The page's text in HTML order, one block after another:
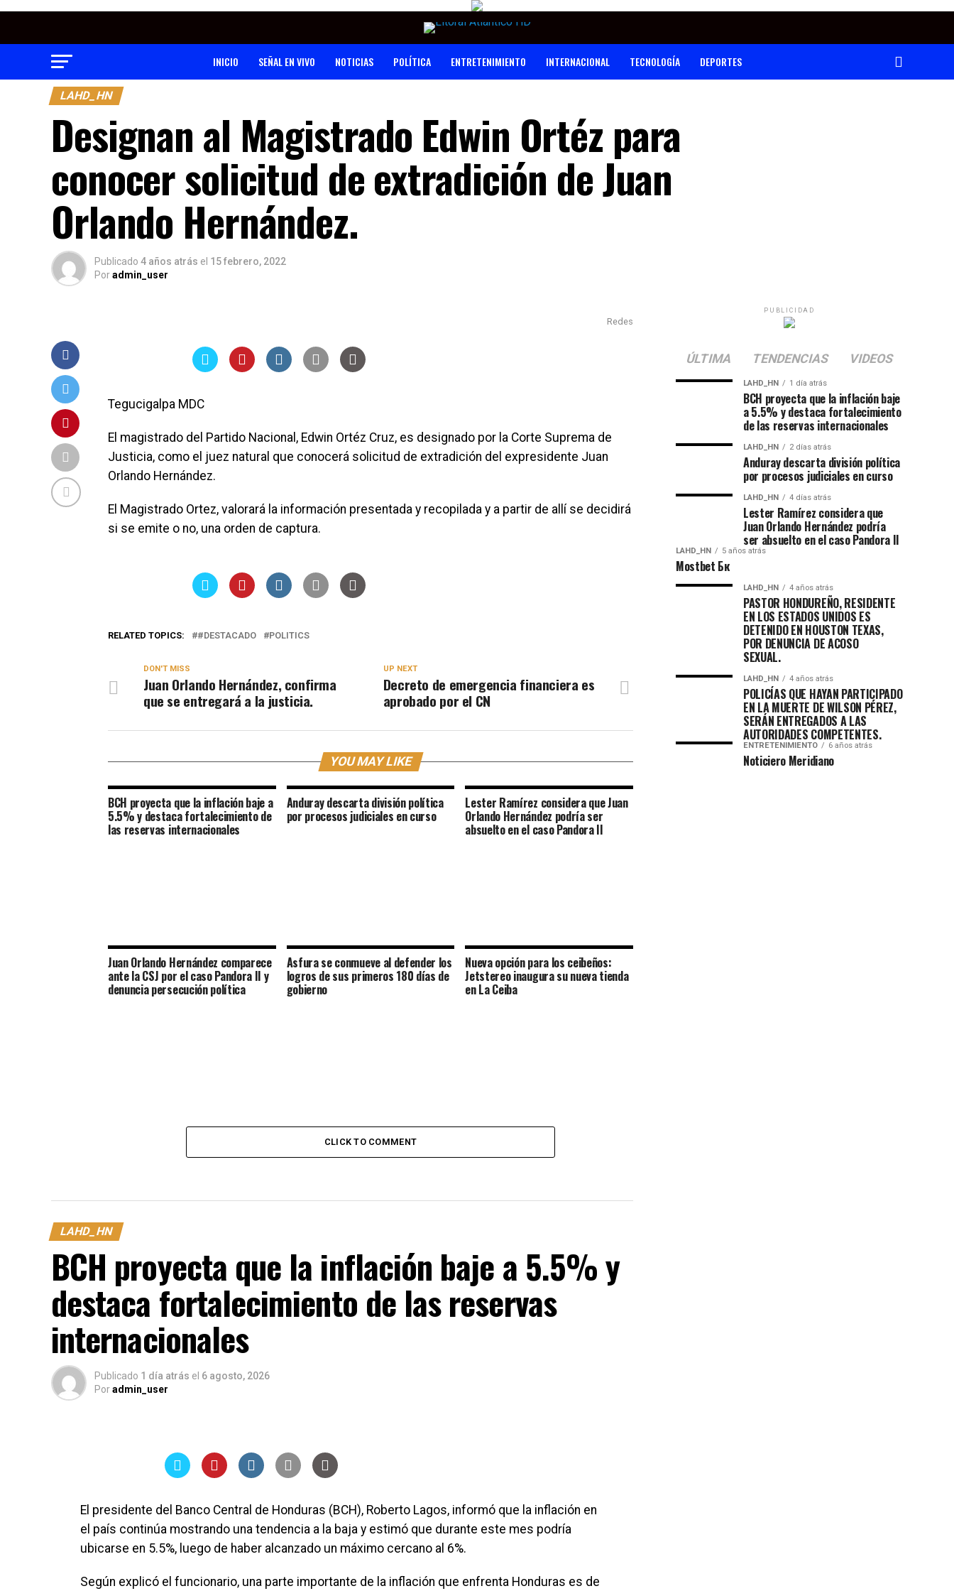
INICIO SEÑAL EN VIVO NOTICIAS POLÍTICA ENTRETENIMIENTO INTERNACIONAL TECNOLOGÍA DEPORTES
LAHD_HN
Designan al Magistrado Edwin Ortéz para
conocer solicitud de extradición de Juan
Orlando Hernández.
Publicado 4 años atrás el 15 febrero, 2022
Poradmin_user
Redes
Tegucigalpa MDC
El magistrado del Partido Nacional, Edwin Ortéz Cruz, es designado por la Corte Suprema de
Justicia, como el juez natural que conocerá solicitud de extradición del expresidente Juan
Orlando Hernández.
El Magistrado Ortez, valorará la información presentada y recopilada y a partir de allí se decidirá
si se emite o no, una orden de captura.
RELATED TOPICS: #DESTACADO POLITICS
UP NEXT
Decreto de emergencia financiera es
aprobado por el CN
DON'T MISS
Juan Orlando Hernández, confirma
que se entregará a la justicia.
YOU MAY LIKE
BCH proyecta que la inflación baje a
5.5% y destaca fortalecimiento de
las reservas internacionales
Anduray descarta división política
por procesos judiciales en curso
Lester Ramírez considera que Juan
Orlando Hernández podría ser
absuelto en el caso Pandora II
Juan Orlando Hernández comparece
ante la CSJ por el caso Pandora II y
denuncia persecución política
Asfura se conmueve al defender los
logros de sus primeros 180 días de
gobierno
Nueva opción para los ceibeños:
Jetstereo inaugura su nueva tienda
en La Ceiba
CLICK TO COMMENT
LAHD_HN
BCH proyecta que la inflación baje a 5.5% y
destaca fortalecimiento de las reservas
internacionales
Publicado 1 día atrás el 6 agosto, 2026
Poradmin_user
El presidente del Banco Central de Honduras (BCH), Roberto Lagos, informó que la inflación en
el país continúa mostrando una tendencia a la baja y estimó que durante este mes podría
ubicarse en 5.5%, luego de haber alcanzado un máximo cercano al 6%.
Según explicó el funcionario, una parte importante de la inflación que enfrenta Honduras es de
PUBLICIDAD
ÚLTIMA TENDENCIAS VIDEOS
LAHD_HN 1 día atrás
BCH proyecta que la inflación baje
a 5.5% y destaca fortalecimiento
de las reservas internacionales
LAHD_HN 2 días atrás
Anduray descarta división política
por procesos judiciales en curso
LAHD_HN 4 días atrás
Lester Ramírez considera que
Juan Orlando Hernández podría
ser absuelto en el caso Pandora II
LAHD_HN 5 años atrás
Mostbet Бк
LAHD_HN 4 años atrás
PASTOR HONDUREÑO, RESIDENTE
EN LOS ESTADOS UNIDOS ES
DETENIDO EN HOUSTON TEXAS,
POR DENUNCIA DE ACOSO
SEXUAL.
LAHD_HN 4 años atrás
POLICÍAS QUE HAYAN PARTICIPADO
EN LA MUERTE DE WILSON PÉREZ,
SERÁN ENTREGADOS A LAS
AUTORIDADES COMPETENTES.
ENTRETENIMIENTO 6 años atrás
Noticiero Meridiano